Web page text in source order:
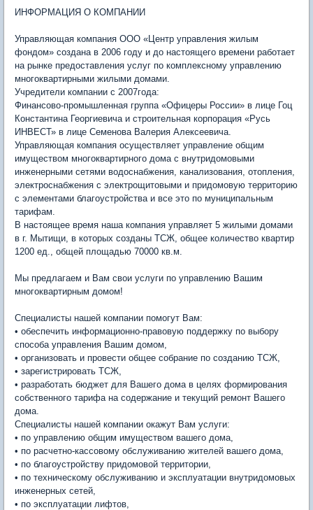
ИНФОРМАЦИЯ О КОМПАНИИ
Управляющая компания ООО «Центр управления жилым
фондом» создана в 2006 году и до настоящего времени работает
на рынке предоставления услуг по комплексному управлению
многоквартирными жилыми домами.
Учредители компании с 2007года:
Финансово-промышленная группа «Офицеры России» в лице Гоц
Константина Георгиевича и строительная корпорация «Русь
ИНВЕСТ» в лице Семенова Валерия Алексеевича.
Управляющая компания осуществляет управление общим
имуществом многоквартирного дома с внутридомовыми
инженерными сетями водоснабжения, канализования, отопления,
электроснабжения с электрощитовыми и придомовую территорию
с элементами благоустройства и все это по муниципальным
тарифам.
В настоящее время наша компания управляет 5 жилыми домами
в г. Мытищи, в которых созданы ТСЖ, общее количество квартир
1200 ед., общей площадью 70000 кв.м.
Мы предлагаем и Вам свои услуги по управлению Вашим
многоквартирным домом!
Специалисты нашей компании помогут Вам:
• обеспечить информационно-правовую поддержку по выбору
способа управления Вашим домом,
• организовать и провести общее собрание по созданию ТСЖ,
• зарегистрировать ТСЖ,
• разработать бюджет для Вашего дома в целях формирования
собственного тарифа на содержание и текущий ремонт Вашего
дома.
Специалисты нашей компании окажут Вам услуги:
• по управлению общим имуществом вашего дома,
• по расчетно-кассовому обслуживанию жителей вашего дома,
• по благоустройству придомовой территории,
• по техническому обслуживанию и эксплуатации внутридомовых
инженерных сетей,
• по эксплуатации лифтов,